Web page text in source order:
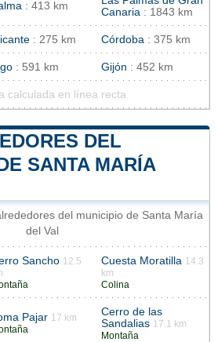
: 413 km
Canaria : 1843 km
: 275 km Córdoba : 375 km
: 591 km Gijón : 452 km
calculada en línea recta
DEL
SANTA MARÍA
del municipio de Santa María
del Val
Sancho 12.5
Cuesta Moratilla 14.3
km
Colina
Pajar 17 km
Cerro de las
Sandalias 17.1 km
Montaña